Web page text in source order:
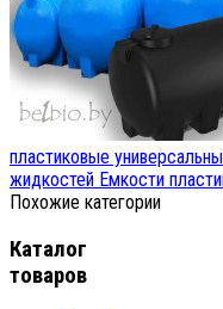
пластиковые
жидкостей Емкости
Похожие категории
Каталог
товаров